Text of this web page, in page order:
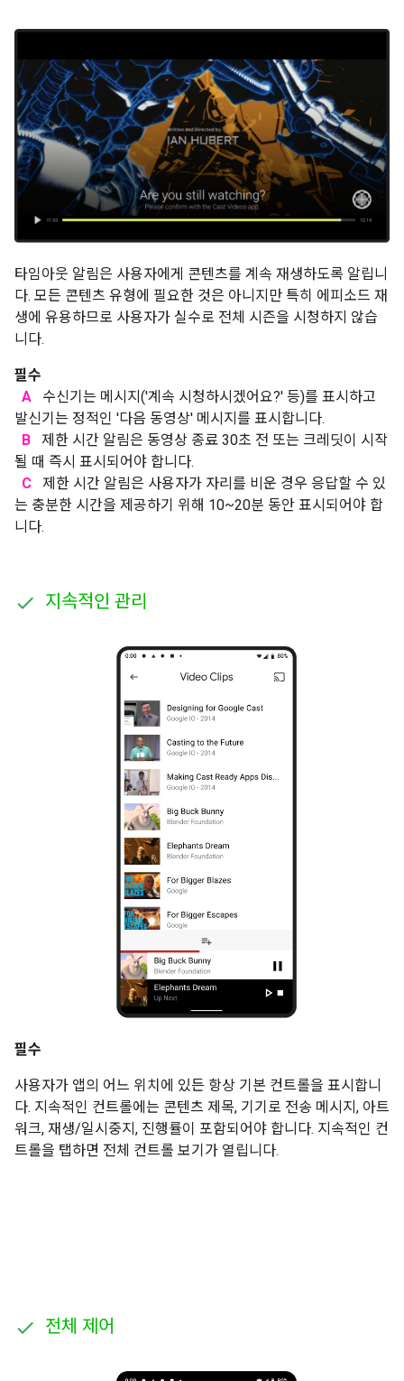
타임아웃 알림은 사용자에게 콘텐츠를 계속 재생하도록 알립니
다. 모든 콘텐츠 유형에 필요한 것은 아니지만 특히 에피소드 재
생에 유용하므로 사용자가 실수로 전체 시즌을 시청하지 않습
니다.
필수
A
수신기는 메시지('계속 시청하시겠어요?' 등)를 표시하고
발신기는 정적인 '다음 동영상' 메시지를 표시합니다.
B
제한 시간 알림은 동영상 종료 30초 전 또는 크레딧이 시작
될 때 즉시 표시되어야 합니다.
C
제한 시간 알림은 사용자가 자리를 비운 경우 응답할 수 있
는 충분한 시간을 제공하기 위해 10~20분 동안 표시되어야 합
니다.
지속적인 관리
필수
사용자가 앱의 어느 위치에 있든 항상 기본 컨트롤을 표시합니
다. 지속적인 컨트롤에는 콘텐츠 제목, 기기로 전송 메시지, 아트
워크, 재생/일시중지, 진행률이 포함되어야 합니다. 지속적인 컨
트롤을 탭하면 전체 컨트롤 보기가 열립니다.
전체 제어